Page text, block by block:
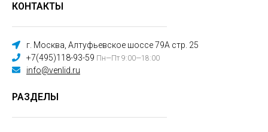
КОНТАКТЫ
г. Москва, Алтуфьевское шоссе 79А стр. 25
+7(495)118-93-59 Пн—Пт 9:00—18:00
info@venlid.ru
РАЗДЕЛЫ